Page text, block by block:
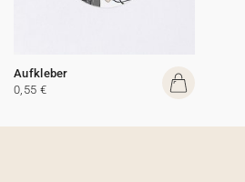
Aufkleber
0,55 €